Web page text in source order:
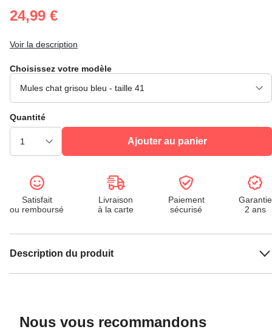
24,99 €
Voir la description
Choisissez votre modèle
Quantité
Ajouter au panier
Satisfait
ou remboursé
Livraison
à la carte
Paiement
sécurisé
Garantie
2 ans
Description du produit
Nous vous recommandons